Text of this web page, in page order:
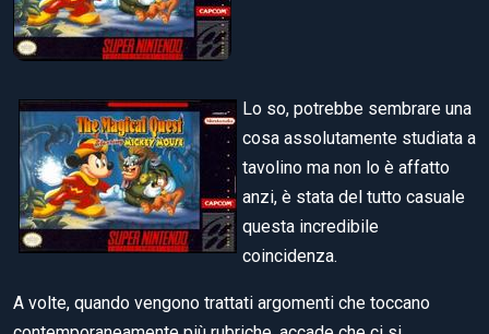
Lo so, potrebbe sembrare una
cosa assolutamente studiata a
tavolino ma non lo è affatto
anzi, è stata del tutto casuale
questa incredibile
coincidenza.
A volte, quando vengono trattati argomenti che toccano